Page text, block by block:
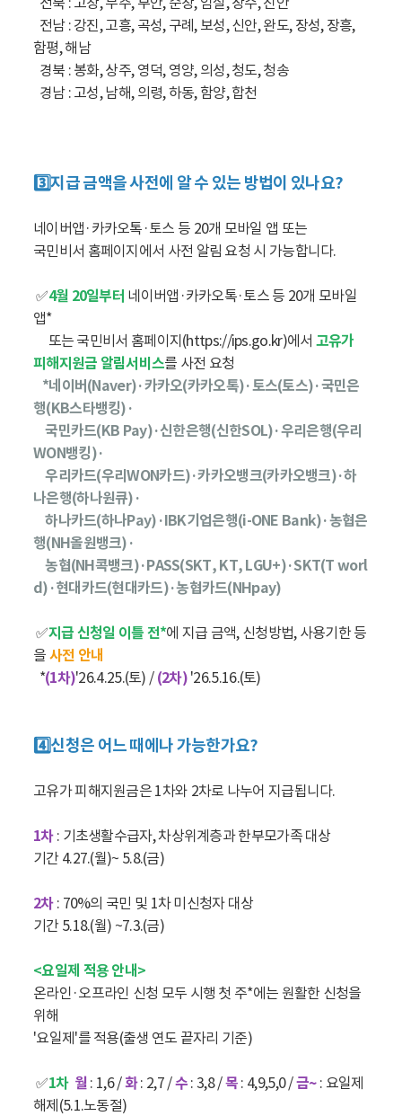
전남 : 강진, 고흥, 곡성, 구례, 보성, 신안, 완도, 장성, 장흥,
함평, 해남
경북 : 봉화, 상주, 영덕, 영양, 의성, 청도, 청송
경남 : 고성, 남해, 의령, 하동, 함양, 합천
3️⃣지급 금액을 사전에 알 수 있는 방법이 있나요?
네이버앱·카카오톡·토스 등 20개 모바일 앱 또는
국민비서 홈페이지에서 사전 알림 요청 시 가능합니다.
✅4월 20일부터 네이버앱·카카오톡·토스 등 20개 모바일
앱*
또는 국민비서 홈페이지(https://ips.go.kr)에서 고유가
피해지원금 알림서비스를 사전 요청
*네이버(Naver)·카카오(카카오톡)·토스(토스)·국민은
행(KB스타뱅킹)·
국민카드(KB Pay)·신한은행(신한SOL)·우리은행(우리
WON뱅킹)·
우리카드(우리WON카드)·카카오뱅크(카카오뱅크)·하
나은행(하나원큐)·
하나카드(하나Pay)·IBK기업은행(i-ONE Bank)·농협은
행(NH올원뱅크)·
농협(NH콕뱅크)·PASS(SKT, KT, LGU+)·SKT(T worl
d)·현대카드(현대카드)·농협카드(NHpay)
✅지급 신청일 이틀 전*에 지급 금액, 신청방법, 사용기한 등
을 사전 안내
*(1차)'26.4.25.(토) / (2차)'26.5.16.(토)
4️⃣신청은 어느 때에나 가능한가요?
고유가 피해지원금은 1차와 2차로 나누어 지급됩니다.
1차: 기초생활수급자, 차상위계층과 한부모가족 대상
기간 4.27.(월)~ 5.8.(금)
2차: 70%의 국민 및 1차 미신청자 대상
기간 5.18.(월) ~7.3.(금)
<요일제 적용 안내>
온라인·오프라인 신청 모두 시행 첫 주*에는 원활한 신청을
위해
'요일제'를 적용(출생 연도 끝자리 기준)
✅1차 월 : 1,6 /화: 2,7 /수 : 3,8 /목 : 4,9,5,0 /금~: 요일제
해제(5.1.노동절)